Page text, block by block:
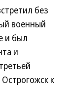
без
военный
и был
и
к